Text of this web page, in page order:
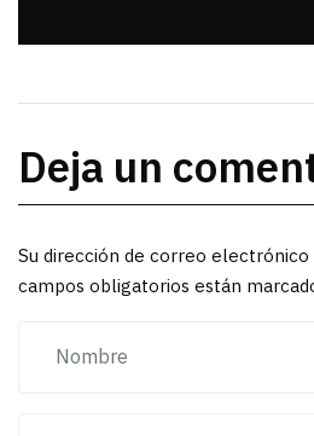
Deja un
Su dirección de correo electrónico
campos obligatorios están